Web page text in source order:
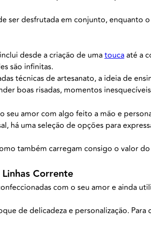
desfrutada em conjunto, enquanto
desde a criação de umatoucaaté a
são infinitas.
técnicas de artesanato, a ideia de
boas risadas, momentos
amor com algo feito a mão e
há uma seleção de opções para
também carregam consigo o valor
Corrente
com o seu amor e ainda
de delicadeza e personalização.